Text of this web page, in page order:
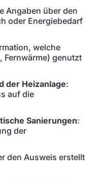
Angaben über den
oder Energiebedarf
welche
Fernwärme) genutzt
der Heizanlage:
auf die
Sanierungen:
der
den Ausweis erstellt